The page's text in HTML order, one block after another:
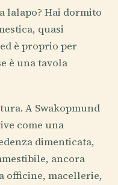
lalapo? Hai dormito
quasi
è proprio per
è una tavola
A Swakopmund
come una
dimenticata,
ancora
officine, macellerie,